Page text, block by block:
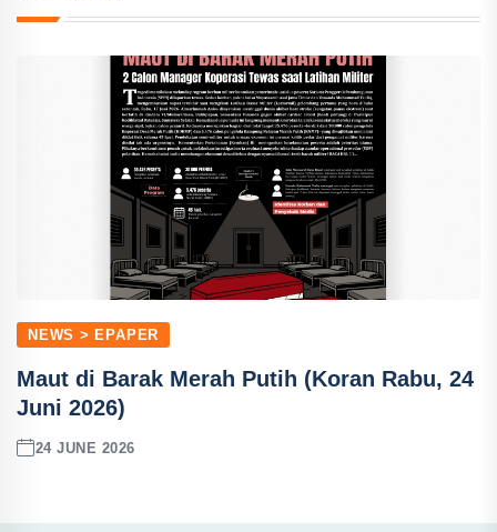
NEWS > EPAPER
Maut di Barak Merah Putih (Koran Rabu, 24
Juni 2026)
24 JUNE 2026